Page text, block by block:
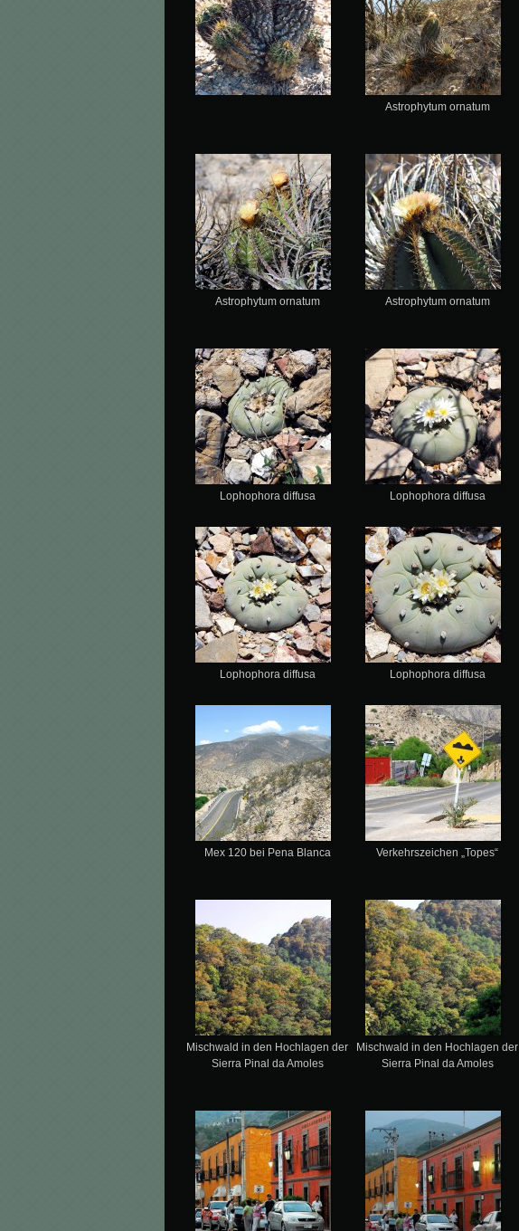
Astrophytum ornatum
Astrophytum ornatum Astrophytum ornatum
Lophophora diffusa Lophophora diffusa
Lophophora diffusa Lophophora diffusa
Mex 120 bei Pena Blanca Verkehrszeichen „Topes“
Mischwald in den Hochlagen der
Sierra Pinal da Amoles
Mischwald in den Hochlagen der
Sierra Pinal da Amoles